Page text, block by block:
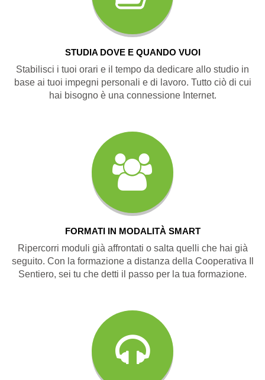
STUDIA DOVE E QUANDO VUOI
Stabilisci i tuoi orari e il tempo da dedicare allo studio in
base ai tuoi impegni personali e di lavoro. Tutto ciò di cui
hai bisogno è una connessione Internet.
FORMATI IN MODALITÀ SMART
Ripercorri moduli già affrontati o salta quelli che hai già
seguito. Con la formazione a distanza della Cooperativa Il
Sentiero, sei tu che detti il passo per la tua formazione.